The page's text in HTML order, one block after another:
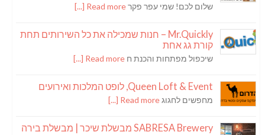
שלום לכם! שמי עפר פקרRead more [...]
Mr.Quickly – חנות שמכילה את כל השירותים תחת
קורת גג אחת
שיכפול מפתחות והכנת ח Read more [...]
Queen Loft & Event, לופט המלכות ואירועים
מחפשים לחגוגRead more [...]
SABRESA Brewery מבשלת שיכר | מבשלת בירה